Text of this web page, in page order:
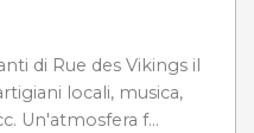
di Rue des Vikings il
locali, musica,
Un'atmosfera f...